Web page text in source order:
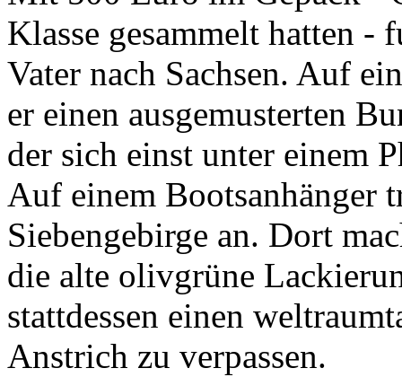
Klasse gesammelt hatten
Vater nach Sachsen. Auf
er einen ausgemusterten
der sich einst unter einem
Auf einem Bootsanhänger
Siebengebirge an. Dort
die alte olivgrüne
stattdessen einen
Anstrich zu verpassen.